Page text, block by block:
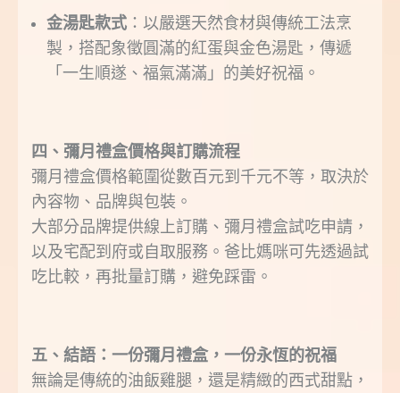
金湯匙款式 ：以嚴選天然食材與傳統工法烹
製，搭配象徵圓滿的紅蛋與金色湯匙，傳遞
「一生順遂、福氣滿滿」的美好祝福。
四、彌月禮盒價格與訂購流程
彌月禮盒價格範圍從數百元到千元不等，取決於
內容物、品牌與包裝。
大部分品牌提供線上訂購、彌月禮盒試吃申請，
以及宅配到府或自取服務。爸比媽咪可先透過試
吃比較，再批量訂購，避免踩雷。
五、結語：一份彌月禮盒，一份永恆的祝福
無論是傳統的油飯雞腿，還是精緻的西式甜點，